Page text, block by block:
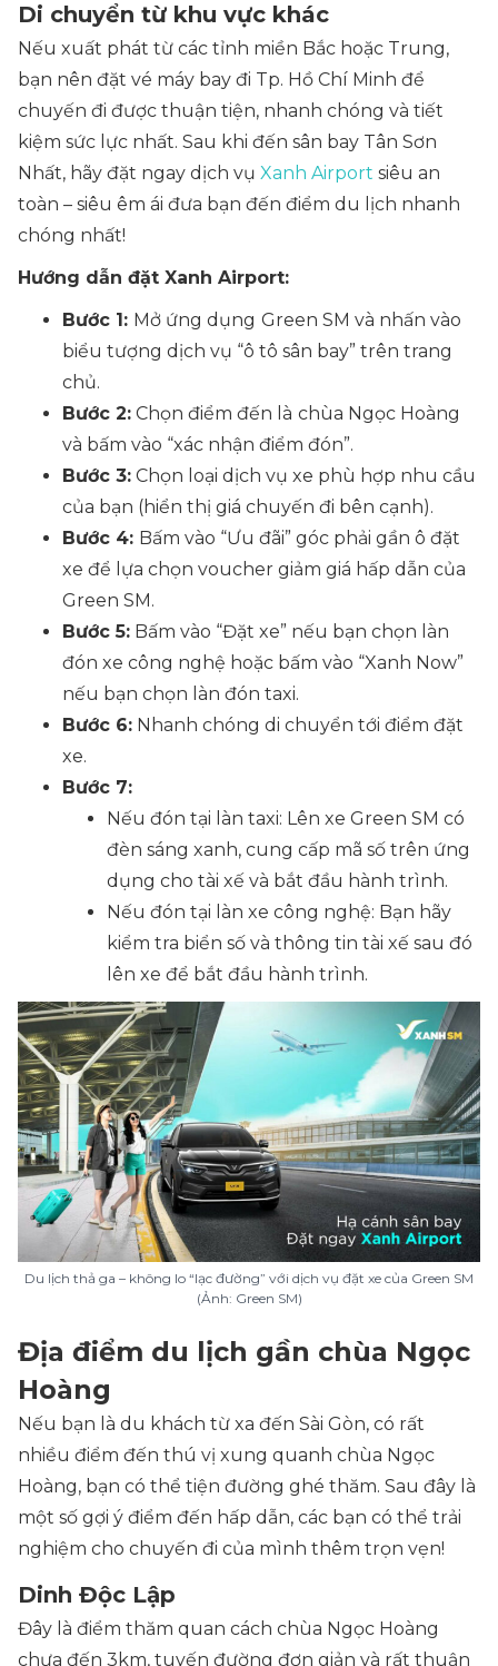
Di chuyển từ khu vực khác
Nếu xuất phát từ các tỉnh miền Bắc hoặc Trung,
bạn nên đặt vé máy bay đi Tp. Hồ Chí Minh để
chuyến đi được thuận tiện, nhanh chóng và tiết
kiệm sức lực nhất. Sau khi đến sân bay Tân Sơn
Nhất, hãy đặt ngay dịch vụ Xanh Airport siêu an
toàn – siêu êm ái đưa bạn đến điểm du lịch nhanh
chóng nhất!
Hướng dẫn đặt Xanh Airport:
Bước 1: Mở ứng dụng Green SM và nhấn vào
biểu tượng dịch vụ “ô tô sân bay” trên trang
chủ.
Bước 2: Chọn điểm đến là chùa Ngọc Hoàng
và bấm vào “xác nhận điểm đón”.
Bước 3: Chọn loại dịch vụ xe phù hợp nhu cầu
của bạn (hiển thị giá chuyến đi bên cạnh).
Bước 4: Bấm vào “Ưu đãi” góc phải gần ô đặt
xe để lựa chọn voucher giảm giá hấp dẫn của
Green SM.
Bước 5: Bấm vào “Đặt xe” nếu bạn chọn làn
đón xe công nghệ hoặc bấm vào “Xanh Now”
nếu bạn chọn làn đón taxi.
Bước 6: Nhanh chóng di chuyển tới điểm đặt
xe.
Bước 7:
Nếu đón tại làn taxi: Lên xe Green SM có
đèn sáng xanh, cung cấp mã số trên ứng
dụng cho tài xế và bắt đầu hành trình.
Nếu đón tại làn xe công nghệ: Bạn hãy
kiểm tra biển số và thông tin tài xế sau đó
lên xe để bắt đầu hành trình.
Du lịch thả ga – không lo “lạc đường” với dịch vụ đặt xe của Green SM
(Ảnh: Green SM)
Địa điểm du lịch gần chùa Ngọc
Hoàng
Nếu bạn là du khách từ xa đến Sài Gòn, có rất
nhiều điểm đến thú vị xung quanh chùa Ngọc
Hoàng, bạn có thể tiện đường ghé thăm. Sau đây là
một số gợi ý điểm đến hấp dẫn, các bạn có thể trải
nghiệm cho chuyến đi của mình thêm trọn vẹn!
Dinh Độc Lập
Đây là điểm thăm quan cách chùa Ngọc Hoàng
chưa đến 3km, tuyến đường đơn giản và rất thuận